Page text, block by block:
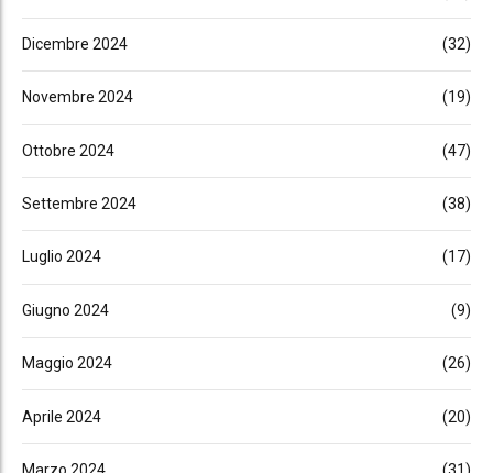
Dicembre 2024 (32)
Novembre 2024 (19)
Ottobre 2024 (47)
Settembre 2024 (38)
Luglio 2024 (17)
Giugno 2024 (9)
Maggio 2024 (26)
Aprile 2024 (20)